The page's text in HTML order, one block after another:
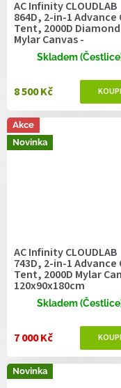
AC Infinity CLOUDLAB
864D, 2-in-1 Advance
Tent, 2000D Diamond
Mylar Canvas -
150x120x200cm
Skladem
8 500 Kč
Akce
Novinka
AC Infinity CLOUDLAB
743D, 2-in-1 Advance
Tent, 2000D Mylar
120x90x180cm
Skladem
7 000 Kč
Novinka